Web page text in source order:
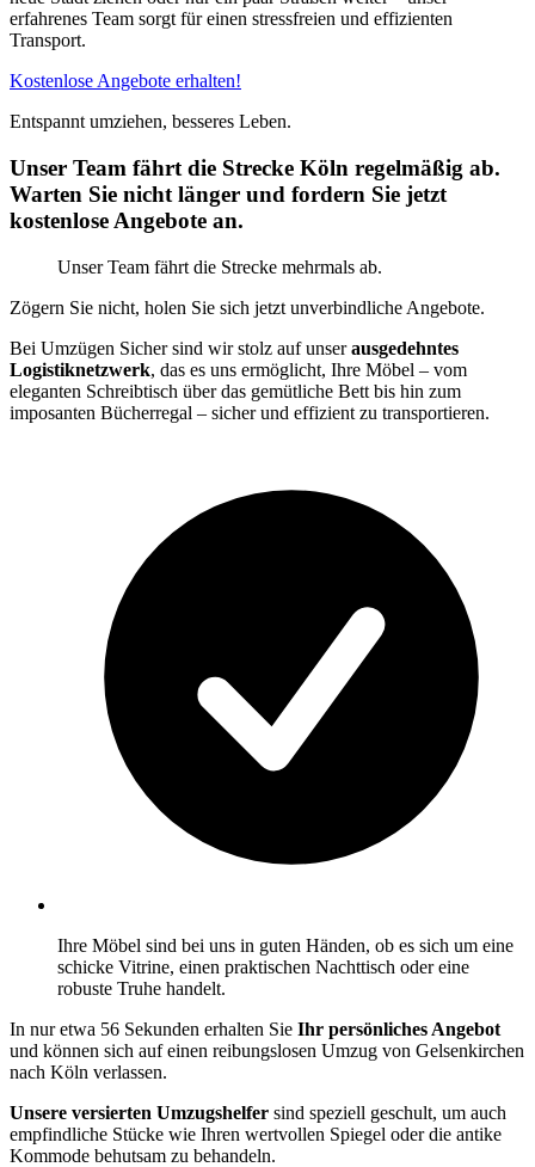
erfahrenes Team sorgt für einen stressfreien und effizienten
Transport.
Kostenlose Angebote erhalten!
Entspannt umziehen, besseres Leben.
Unser Team fährt die Strecke Köln regelmäßig ab.
Warten Sie nicht länger und fordern Sie jetzt
kostenlose Angebote an.
Unser Team fährt die Strecke mehrmals ab.
Zögern Sie nicht, holen Sie sich jetzt unverbindliche Angebote.
Bei Umzügen Sicher sind wir stolz auf unserausgedehntes
Logistiknetzwerk, das es uns ermöglicht, Ihre Möbel – vom
eleganten Schreibtisch über das gemütliche Bett bis hin zum
imposanten Bücherregal – sicher und effizient zu transportieren.
Ihre Möbel sind bei uns in guten Händen, ob es sich um eine
schicke Vitrine, einen praktischen Nachttisch oder eine
robuste Truhe handelt.
In nur etwa 56 Sekunden erhalten Sie Ihr persönliches Angebot
und können sich auf einen reibungslosen Umzug von Gelsenkirchen
nach Köln verlassen.
Unsere versierten Umzugshelfer sind speziell geschult, um auch
empfindliche Stücke wie Ihren wertvollen Spiegel oder die antike
Kommode behutsam zu behandeln.